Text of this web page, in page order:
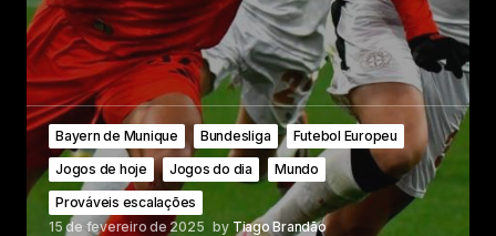
Bayern de Munique Bundesliga
Futebol Europeu
Jogos de hoje
Jogos do dia
Mundo
Prováveis escalações
15 de fevereiro de 2025 by Tiago Brandão